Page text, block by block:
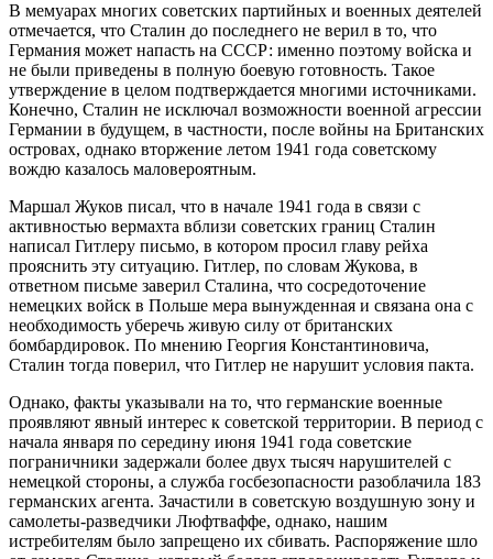
В мемуарах многих советских партийных и военных деятелей
отмечается, что Сталин до последнего не верил в то, что
Германия может напасть на СССР: именно поэтому войска и
не были приведены в полную боевую готовность. Такое
утверждение в целом подтверждается многими источниками.
Конечно, Сталин не исключал возможности военной агрессии
Германии в будущем, в частности, после войны на Британских
островах, однако вторжение летом 1941 года советскому
вождю казалось маловероятным.
Маршал Жуков писал, что в начале 1941 года в связи с
активностью вермахта вблизи советских границ Сталин
написал Гитлеру письмо, в котором просил главу рейха
прояснить эту ситуацию. Гитлер, по словам Жукова, в
ответном письме заверил Сталина, что сосредоточение
немецких войск в Польше мера вынужденная и связана она с
необходимость уберечь живую силу от британских
бомбардировок. По мнению Георгия Константиновича,
Сталин тогда поверил, что Гитлер не нарушит условия пакта.
Однако, факты указывали на то, что германские военные
проявляют явный интерес к советской территории. В период с
начала января по середину июня 1941 года советские
пограничники задержали более двух тысяч нарушителей с
немецкой стороны, а служба госбезопасности разоблачила 183
германских агента. Зачастили в советскую воздушную зону и
самолеты-разведчики Люфтваффе, однако, нашим
истребителям было запрещено их сбивать. Распоряжение шло